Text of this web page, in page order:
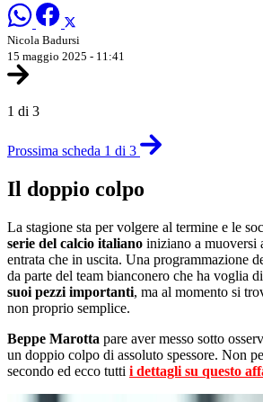
Nicola Badursi
15 maggio 2025 - 11:41
1 di 3
Prossima scheda 1 di 3
Il doppio colpo
La stagione sta per volgere al termine e le
serie del calcio italiano iniziano a muoversi
entrata che in uscita. Una programmazione
da parte del team bianconero che ha voglia di
suoi pezzi importanti, ma al momento si
non proprio semplice.
Beppe Marotta pare aver messo sotto
un doppio colpo di assoluto spessore. Non
secondo ed ecco tutti i dettagli su questo